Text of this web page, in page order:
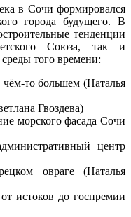
в Сочи формировался
города будущего. В
тенденции
Союза, так и
того времени:
то большем (Наталья
Гвоздева)
морского фасада Сочи
центр
овраге (Наталья
истоков до госпремии